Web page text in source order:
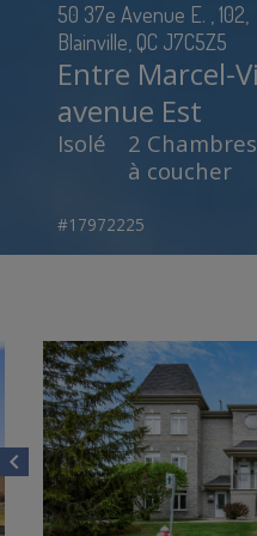
50 37e Avenue E. , 102,
Blainville, QC J7C5Z5
Entre Marcel-
avenue Est
Isolé
2 Chambres
à coucher
#17972225
chevron_left